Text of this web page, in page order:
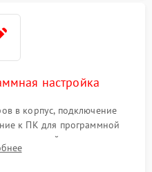
настройка
в корпус, подключение
к ПК для программной
настройки порогов
счетчиков старения АКБ.